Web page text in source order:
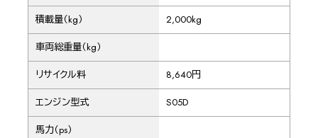
積載量（kg） 2,000kg
車両総重量（kg）
リサイクル料 8,640円
エンジン型式 S05D
馬力（ps）